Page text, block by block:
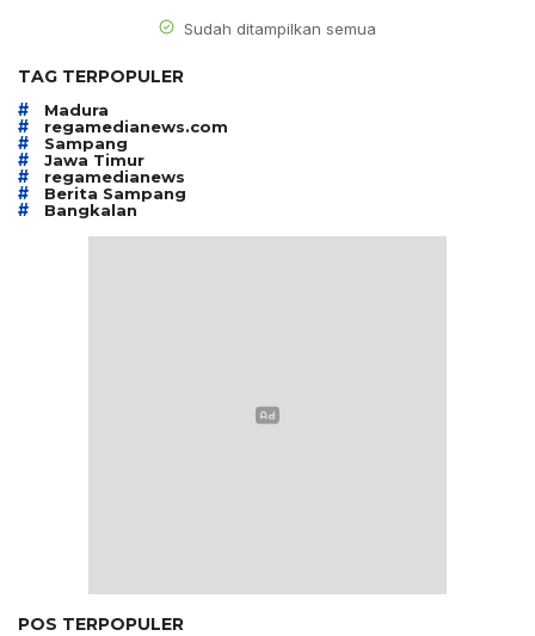
Sudah ditampilkan semua
TAG TERPOPULER
# Madura
# regamedianews.com
# Sampang
# Jawa Timur
# regamedianews
# Berita Sampang
# Bangkalan
POS TERPOPULER